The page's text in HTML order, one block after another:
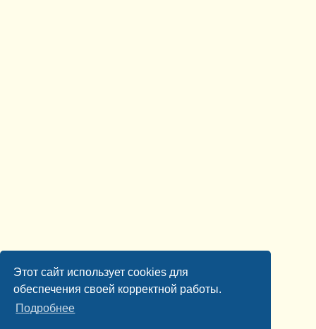
Этот сайт использует cookies для
обеспечения своей корректной работы.
Подробнее